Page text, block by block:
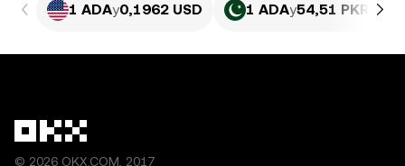
1 ADAу0,1962 USD 1 ADAу54,51 PKR
© 2026 OKX.COM, 2017